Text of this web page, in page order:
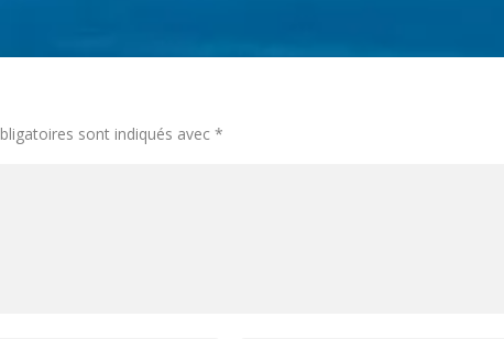
sont indiqués avec*